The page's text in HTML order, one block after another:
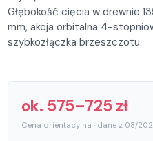
Głębokość cięcia w drewnie
mm, akcja orbitalna 4-
szybkozłączka brzeszczotu.
ok. 575–725 zł
Cena orientacyjna · dane z 08/